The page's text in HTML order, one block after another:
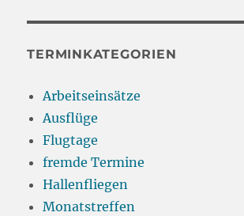
TERMINKATEGORIEN
Arbeitseinsätze
Ausflüge
Flugtage
fremde Termine
Hallenfliegen
Monatstreffen